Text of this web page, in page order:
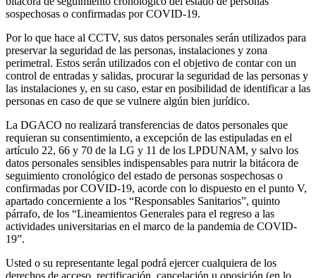
sospechosas o confirmadas por COVID-19.
Por lo que hace al CCTV, sus datos personales serán utilizados para
preservar la seguridad de las personas, instalaciones y zona
perimetral. Estos serán utilizados con el objetivo de contar con un
control de entradas y salidas, procurar la seguridad de las personas y
las instalaciones y, en su caso, estar en posibilidad de identificar a las
personas en caso de que se vulnere algún bien jurídico.
La DGACO no realizará transferencias de datos personales que
requieran su consentimiento, a excepción de las estipuladas en el
artículo 22, 66 y 70 de la LG y 11 de los LPDUNAM, y salvo los
datos personales sensibles indispensables para nutrir la bitácora de
seguimiento cronológico del estado de personas sospechosas o
confirmadas por COVID-19, acorde con lo dispuesto en el punto V,
apartado concerniente a los “Responsables Sanitarios”, quinto
párrafo, de los “Lineamientos Generales para el regreso a las
actividades universitarias en el marco de la pandemia de COVID-
19”.
Usted o su representante legal podrá ejercer cualquiera de los